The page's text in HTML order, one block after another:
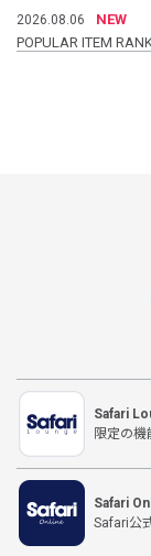
2026.08.06
NEW
POPULAR ITEM
Safari
限定の
Safari
Safari公